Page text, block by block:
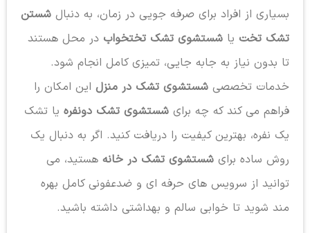
بسیاری از افراد برای صرفه جویی در زمان، به دنبال شستن
تشک تختیا شستشوی تشک تختخوابدر محل هستند
تا بدون نیاز به جابه جایی، تمیزی کامل انجام شود.
خدمات تخصصی شستشوی تشک در منزلاین امکان را
فراهم می کند که چه برای شستشوی تشک دونفرهیا تشک
یک نفره، بهترین کیفیت را دریافت کنید. اگر به دنبال یک
روش ساده برای شستشوی تشک در خانههستید، می
توانید از سرویس های حرفه ای و ضدعفونی کامل بهره
مند شوید تا خوابی سالم و بهداشتی داشته باشید.